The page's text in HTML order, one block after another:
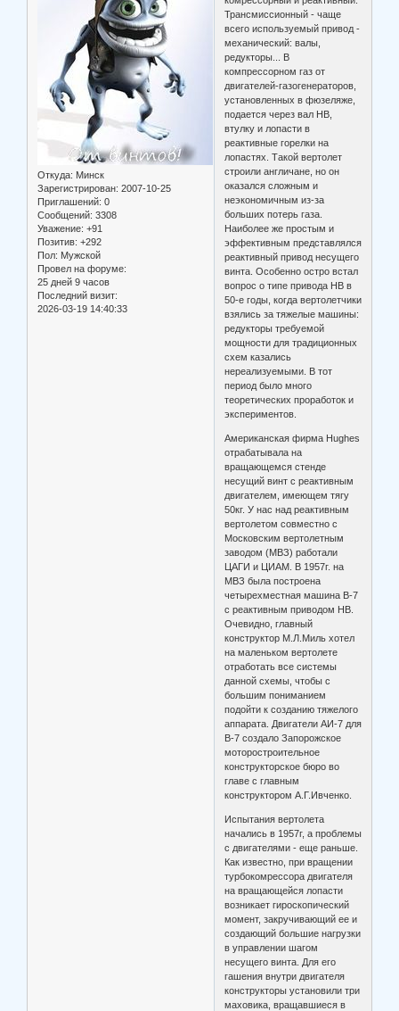
Откуда: Минск
Зарегистрирован: 2007-10-25
Приглашений: 0
Сообщений: 3308
Уважение: +91
Позитив: +292
Пол: Мужской
Провел на форуме:
25 дней 9 часов
Последний визит:
2026-03-19 14:40:33
Трансмиссионный - чаще
всего используемый привод -
механический: валы,
редукторы... В
компрессорном газ от
двигателей-газогенераторов,
установленных в фюзеляже,
подается через вал НВ,
втулку и лопасти в
реактивные горелки на
лопастях. Такой вертолет
строили англичане, но он
оказался сложным и
неэкономичным из-за
больших потерь газа.
Наиболее же простым и
эффективным представлялся
реактивный привод несущего
винта. Особенно остро встал
вопрос о типе привода НВ в
50-е годы, когда вертолетчики
взялись за тяжелые машины:
редукторы требуемой
мощности для традиционных
схем казались
нереализуемыми. В тот
период было много
теоретических проработок и
экспериментов.
Американская фирма Hughes
отрабатывала на
вращающемся стенде
несущий винт с реактивным
двигателем, имеющем тягу
50кг. У нас над реактивным
вертолетом совместно с
Московским вертолетным
заводом (МВЗ) работали
ЦАГИ и ЦИАМ. В 1957г. на
МВЗ была построена
четырехместная машина В-7
с реактивным приводом НВ.
Очевидно, главный
конструктор М.Л.Миль хотел
на маленьком вертолете
отработать все системы
данной схемы, чтобы с
большим пониманием
подойти к созданию тяжелого
аппарата. Двигатели АИ-7 для
В-7 создало Запорожское
моторостроительное
конструкторское бюро во
главе с главным
конструктором А.Г.Ивченко.
Испытания вертолета
начались в 1957г, а проблемы
с двигателями - еще раньше.
Как известно, при вращении
турбокомрессора двигателя
на вращающейся лопасти
возникает гироскопический
момент, закручивающий ее и
создающий большие нагрузки
в управлении шагом
несущего винта. Для его
гашения внутри двигателя
конструкторы установили три
маховика, вращавшиеся в